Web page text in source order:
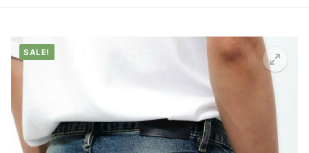
SALE!